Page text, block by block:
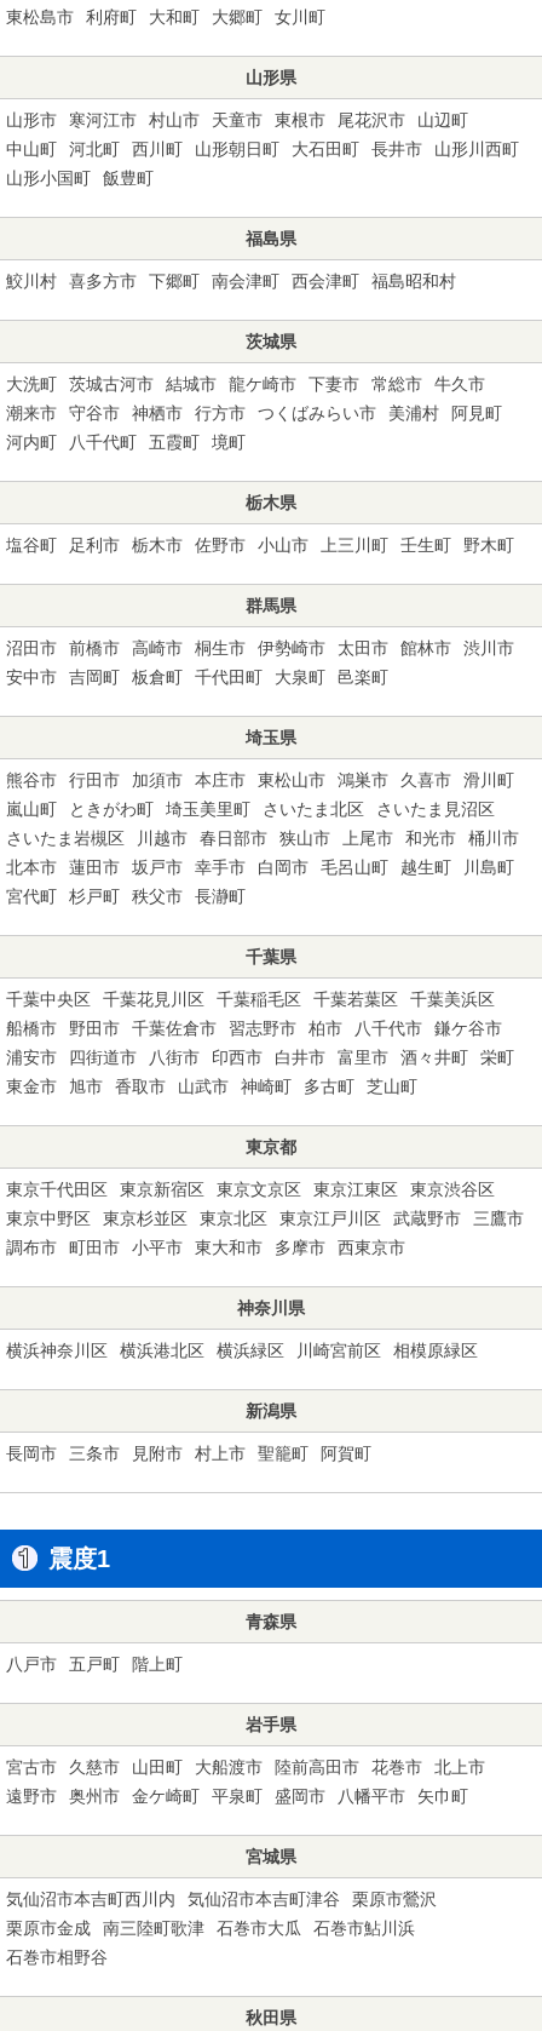
東松島市
利府町 大和町 大郷町 女川町
山形県
山形市 寒河江市 村山市 天童市 東根市 尾花沢市
山辺町
中山町
河北町 西川町 山形朝日町 大石田町 長井市
山形川西町
山形小国町
飯豊町
福島県
鮫川村 喜多方市 下郷町 南会津町 西会津町 福島昭和村
茨城県
大洗町 茨城古河市 結城市 龍ケ崎市 下妻市 常総市
牛久市
潮来市
守谷市 神栖市 行方市 つくばみらい市 美浦村
阿見町
河内町
八千代町 五霞町 境町
栃木県
塩谷町 足利市 栃木市 佐野市 小山市 上三川町 壬生町 野木町
群馬県
沼田市 前橋市 高崎市 桐生市 伊勢崎市 太田市 館林市
渋川市
安中市
吉岡町 板倉町 千代田町 大泉町 邑楽町
埼玉県
熊谷市 行田市 加須市 本庄市 東松山市 鴻巣市 久喜市
滑川町
嵐山町
ときがわ町 埼玉美里町 さいたま北区
さいたま見沼区
さいたま岩槻区
川越市 春日部市 狭山市 上尾市 和光市
桶川市
北本市
蓮田市 坂戸市 幸手市 白岡市 毛呂山町 越生町
川島町
宮代町
杉戸町 秩父市 長瀞町
千葉県
千葉中央区 千葉花見川区 千葉稲毛区 千葉若葉区
千葉美浜区
船橋市
野田市 千葉佐倉市 習志野市 柏市 八千代市
鎌ケ谷市
浦安市
四街道市 八街市 印西市 白井市 富里市 酒々井町
栄町
東金市
旭市 香取市 山武市 神崎町 多古町 芝山町
東京都
東京千代田区 東京新宿区 東京文京区 東京江東区
東京渋谷区
東京中野区
東京杉並区 東京北区 東京江戸川区 武蔵野市
三鷹市
調布市
町田市 小平市 東大和市 多摩市 西東京市
神奈川県
横浜神奈川区 横浜港北区 横浜緑区 川崎宮前区 相模原緑区
新潟県
長岡市 三条市 見附市 村上市 聖籠町 阿賀町
震度1
青森県
八戸市 五戸町 階上町
岩手県
宮古市 久慈市 山田町 大船渡市 陸前高田市 花巻市
北上市
遠野市
奥州市 金ケ崎町 平泉町 盛岡市 八幡平市 矢巾町
宮城県
気仙沼市本吉町西川内 気仙沼市本吉町津谷
栗原市鶯沢
栗原市金成
南三陸町歌津 石巻市大瓜
石巻市鮎川浜
石巻市相野谷
秋田県